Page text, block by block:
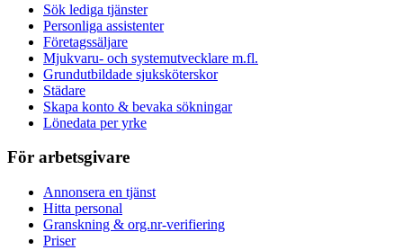
Sök lediga tjänster
Personliga assistenter
Företagssäljare
Mjukvaru- och systemutvecklare m.fl.
Grundutbildade sjuksköterskor
Städare
Skapa konto & bevaka sökningar
Lönedata per yrke
För arbetsgivare
Annonsera en tjänst
Hitta personal
Granskning & org.nr-verifiering
Priser